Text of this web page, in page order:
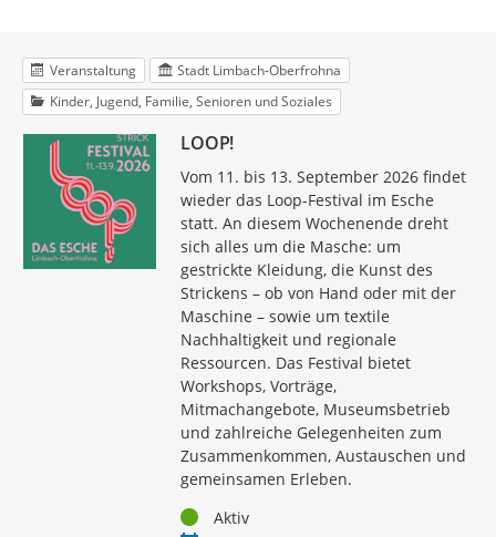
Veranstaltung
Stadt Limbach-Oberfrohna
Kinder, Jugend, Familie, Senioren und Soziales
LOOP!
Vom 11. bis 13. September 2026 findet
wieder das Loop-Festival im Esche
statt. An diesem Wochenende dreht
sich alles um die Masche: um
gestrickte Kleidung, die Kunst des
Strickens – ob von Hand oder mit der
Maschine – sowie um textile
Nachhaltigkeit und regionale
Ressourcen. Das Festival bietet
Workshops, Vorträge,
Mitmachangebote, Museumsbetrieb
und zahlreiche Gelegenheiten zum
Zusammenkommen, Austauschen und
gemeinsamen Erleben.
StatusAktiv